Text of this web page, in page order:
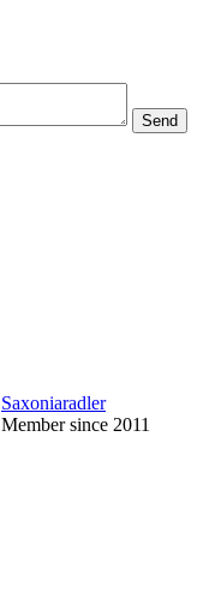
Saxoniaradler
Member since 2011